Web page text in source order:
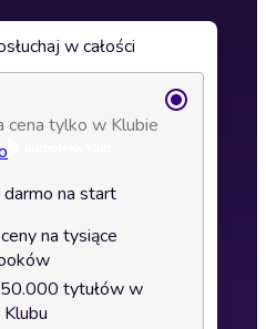
w całości
cena tylko w Klubie
darmo na start
na tysiące
tytułów w